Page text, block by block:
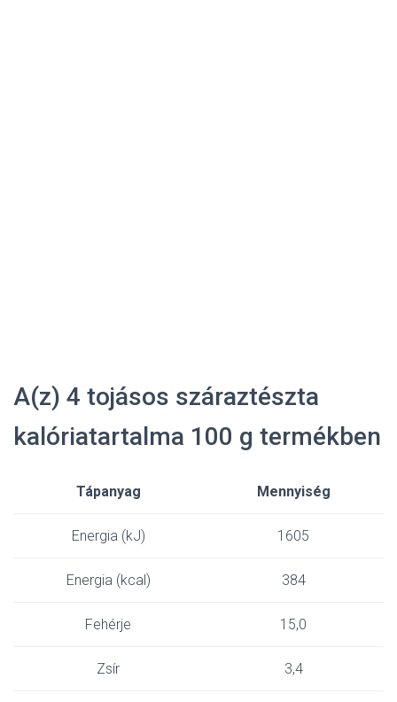
A(z) 4 tojásos száraztészta
kalóriatartalma 100 g termékben
Tápanyag Mennyiség
Energia (kJ) 1605
Energia (kcal) 384
Fehérje 15,0
Zsír 3,4